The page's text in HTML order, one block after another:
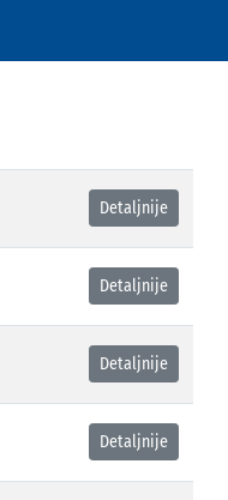
Detaljnije
Detaljnije
Detaljnije
Detaljnije